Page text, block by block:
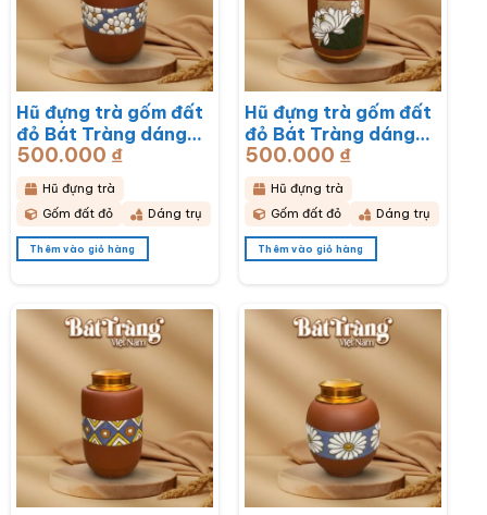
Hũ đựng trà gốm đất
đỏ Bát Tràng dáng
trụ hoạ tiết hoa mai
trắng BT-HĐT13
500.000 ₫
Hũ đựng trà
Gốm đất đỏ
Dáng trụ
Thêm vào giỏ hàng
Hũ đựng trà gốm đất
đỏ Bát Tràng dáng
trụ hoạ tiết hoa sen
BT-HĐT12
500.000 ₫
Hũ đựng trà
Gốm đất đỏ
Dáng trụ
Thêm vào giỏ hàng